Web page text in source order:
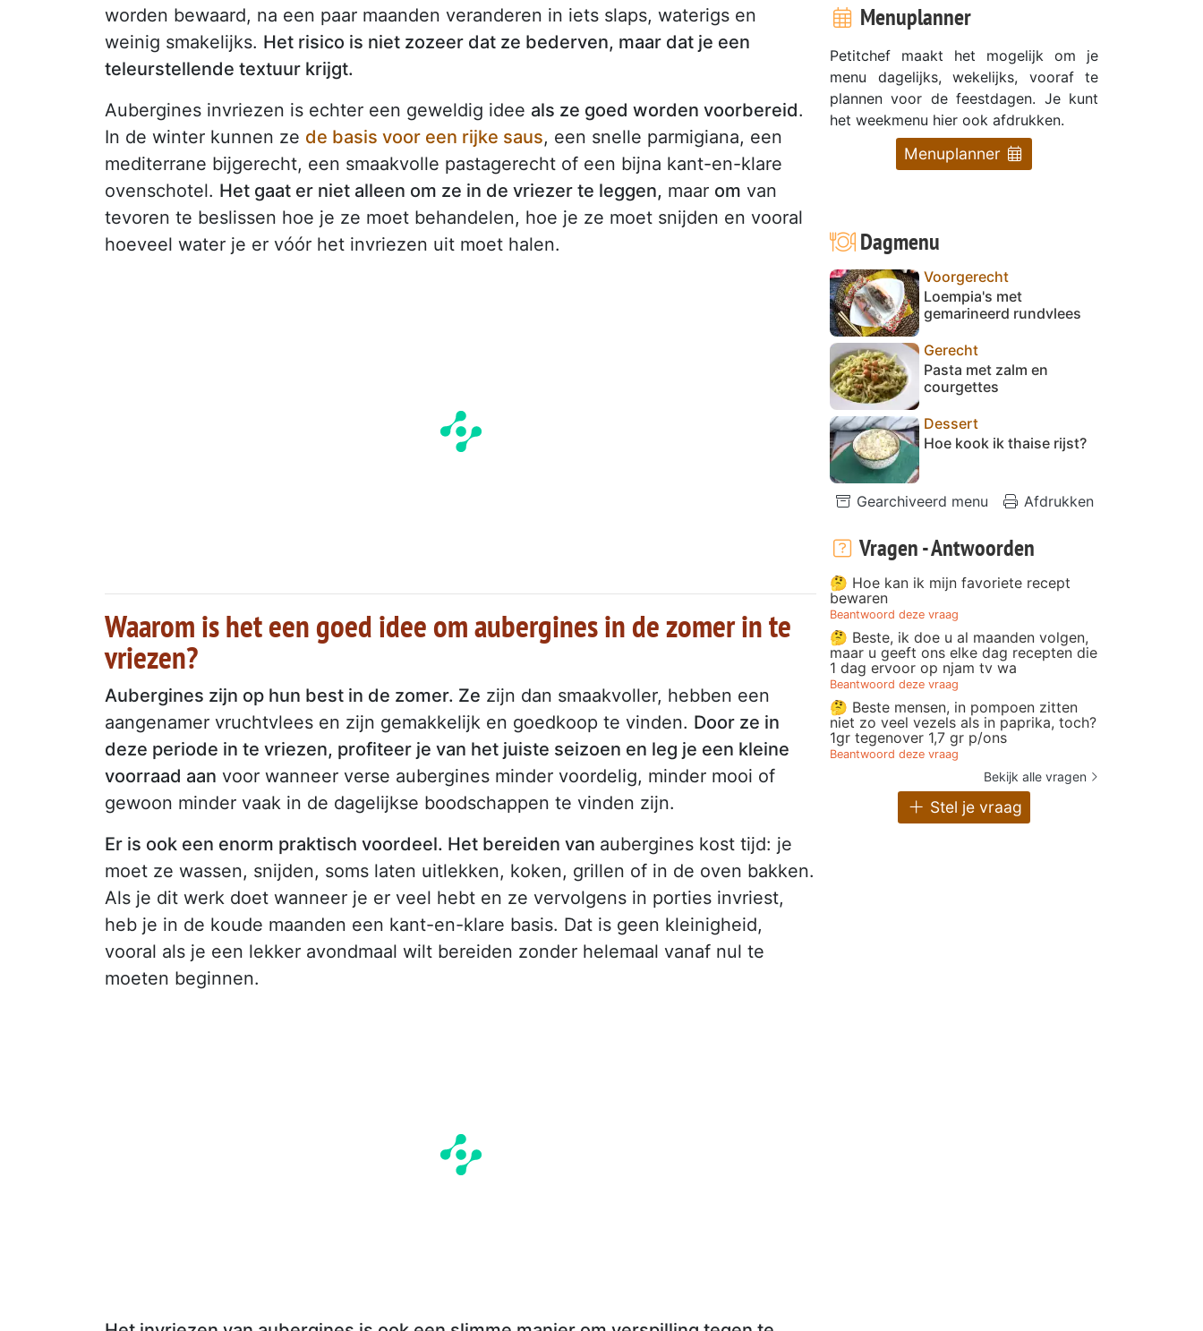
worden bewaard, na een paar maanden veranderen in iets slaps, waterigs en
weinig smakelijks. Het risico is niet zozeer dat ze bederven, maar dat je een
teleurstellende textuur krijgt.
Aubergines invriezen is echter een geweldig idee als ze goed worden voorbereid.
In de winter kunnen ze de basis voor een rijke saus, een snelle parmigiana, een
mediterrane bijgerecht, een smaakvolle pastagerecht of een bijna kant-en-klare
ovenschotel. Het gaat er niet alleen om ze in de vriezer te leggen, maar om van
tevoren te beslissen hoe je ze moet behandelen, hoe je ze moet snijden en vooral
hoeveel water je er vóór het invriezen uit moet halen.
Waarom is het een goed idee om aubergines in de zomer in te
vriezen?
Aubergines zijn op hun best in de zomer. Ze zijn dan smaakvoller, hebben een
aangenamer vruchtvlees en zijn gemakkelijk en goedkoop te vinden. Door ze in
deze periode in te vriezen, profiteer je van het juiste seizoen en leg je een kleine
voorraad aan voor wanneer verse aubergines minder voordelig, minder mooi of
gewoon minder vaak in de dagelijkse boodschappen te vinden zijn.
Er is ook een enorm praktisch voordeel. Het bereiden van aubergines kost tijd: je
moet ze wassen, snijden, soms laten uitlekken, koken, grillen of in de oven bakken.
Als je dit werk doet wanneer je er veel hebt en ze vervolgens in porties invriest,
heb je in de koude maanden een kant-en-klare basis. Dat is geen kleinigheid,
vooral als je een lekker avondmaal wilt bereiden zonder helemaal vanaf nul te
moeten beginnen.
Menuplanner
Petitchef maakt het mogelijk om je
menu dagelijks, wekelijks, vooraf te
plannen voor de feestdagen. Je kunt
het weekmenu hier ook afdrukken.
Menuplanner
Dagmenu
Voorgerecht
Loempia's met
gemarineerd rundvlees
Gerecht
Pasta met zalm en
courgettes
Dessert
Hoe kook ik thaise rijst?
Gearchiveerd menu Afdrukken
Vragen - Antwoorden
🤔 Hoe kan ik mijn favoriete recept
bewaren
Beantwoord deze vraag
🤔 Beste, ik doe u al maanden volgen,
maar u geeft ons elke dag recepten die
1 dag ervoor op njam tv wa
Beantwoord deze vraag
🤔 Beste mensen, in pompoen zitten
niet zo veel vezels als in paprika, toch?
1gr tegenover 1,7 gr p/ons
Beantwoord deze vraag
Bekijk alle vragen
Stel je vraag